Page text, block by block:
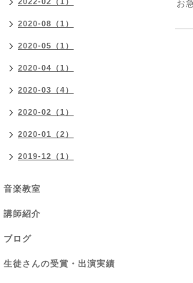
お
2020-08（1）
2020-05（1）
2020-04（1）
2020-03（4）
2020-02（1）
2020-01（2）
2019-12（1）
音楽教室
講師紹介
ブログ
生徒さんの受賞・出演実績